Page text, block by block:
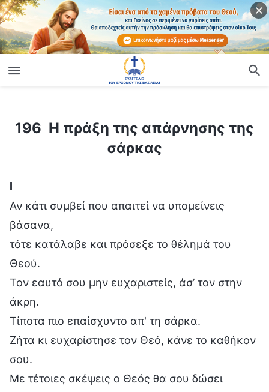
196 Η πράξη της απάρνησης της σάρκας
196 Η πράξη της απάρνησης της
σάρκας
Ⅰ
Αν κάτι συμβεί που απαιτεί να υπομείνεις
βάσανα,
τότε κατάλαβε και πρόσεξε το θέλημά του
Θεού.
Τον εαυτό σου μην ευχαριστείς, άσ’ τον στην
άκρη.
Τίποτα πιο επαίσχυντο απ' τη σάρκα.
Ζήτα κι ευχαρίστησε τον Θεό, κάνε το καθήκον
σου.
Με τέτοιες σκέψεις ο Θεός θα σου δώσει